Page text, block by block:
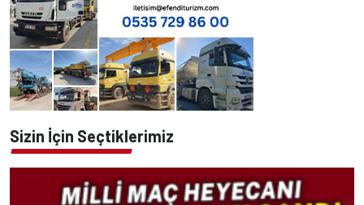
Sizin İçin Seçtiklerimiz